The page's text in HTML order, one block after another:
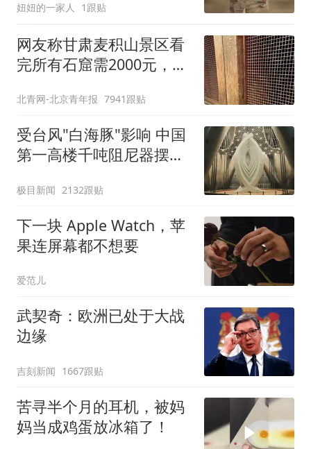
落后。拜托屏幕前的家人
们多多帮忙助力，感谢大
家
妞妞的一家人 1跟贴
网友称甘肃麦积山景区看
完所有石窟需2000元，景
护，游客可按需买
北青网-北京青年报 7941跟贴
受台风"白海豚"影响 中国
第一高楼千吨阻尼器摆动
极目新闻 2132跟贴
下一块 Apple Watch，苹
果连屏幕都不想要
爱范儿
武契奇：欧洲已处于大战
边缘
吉刻新闻 1667跟贴
苦寻半个月的耳机，被妈
妈当成鸡蛋放冰箱了！